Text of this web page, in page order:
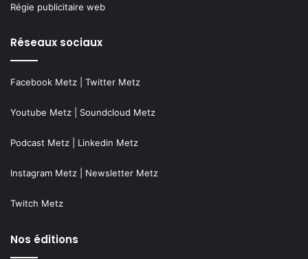
Régie publicitaire web
Réseaux sociaux
Facebook Metz Twitter Metz
Youtube Metz Soundcloud Metz
Podcast Metz Linkedin Metz
Instagram Metz Newsletter Metz
Twitch Metz
Nos éditions